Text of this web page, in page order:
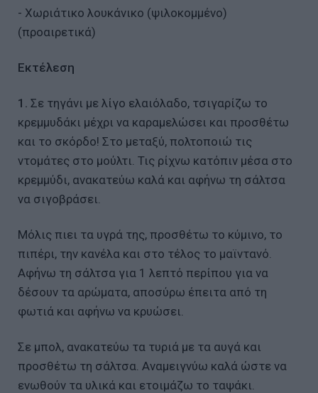
- Χωριάτικο λουκάνικο (ψιλοκομμένο)
(προαιρετικά)
Εκτέλεση
1. Σε τηγάνι με λίγο ελαιόλαδο, τσιγαρίζω το
κρεμμυδάκι μέχρι να καραμελώσει και προσθέτω
και το σκόρδο! Στο μεταξύ, πολτοποιώ τις
ντομάτες στο μούλτι. Τις ρίχνω κατόπιν μέσα στο
κρεμμύδι, ανακατεύω καλά και αφήνω τη σάλτσα
να σιγοβράσει.
Μόλις πιει τα υγρά της, προσθέτω το κύμινο, το
πιπέρι, την κανέλα και στο τέλος το μαϊντανό.
Αφήνω τη σάλτσα για 1 λεπτό περίπου για να
δέσουν τα αρώματα, αποσύρω έπειτα από τη
φωτιά και αφήνω να κρυώσει.
Σε μπολ, ανακατεύω τα τυριά με τα αυγά και
προσθέτω τη σάλτσα. Αναμειγνύω καλά ώστε να
ενωθούν τα υλικά και ετοιμάζω το ταψάκι.